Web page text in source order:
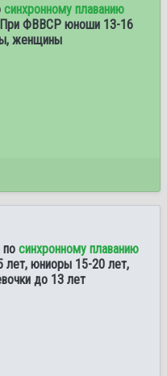
синхронному плаванию
При ФВВСР юноши 13-16
женщины
по синхронному плаванию
юниоры 15-20 лет,
до 13 лет